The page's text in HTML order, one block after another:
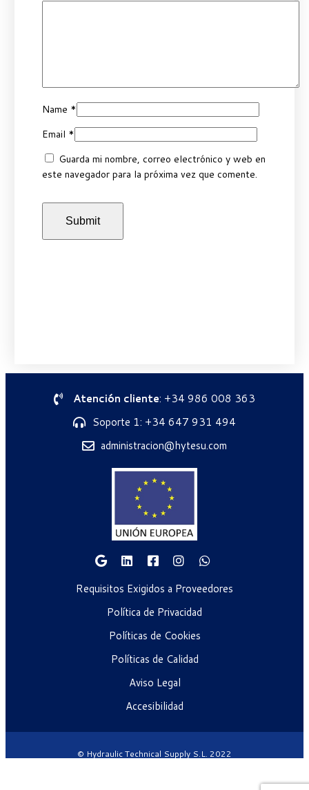
Name *
Email *
Guarda mi nombre, correo electrónico y web en
este navegador para la próxima vez que comente.
Atención cliente: +34 986 008 363
Soporte 1: +34 647 931 494
administracion@hytesu.com
Requisitos Exigidos a Proveedores
Política de Privacidad
Políticas de Cookies
Políticas de Calidad
Aviso Legal
Accesibilidad
© Hydraulic Technical Supply S.L. 2022